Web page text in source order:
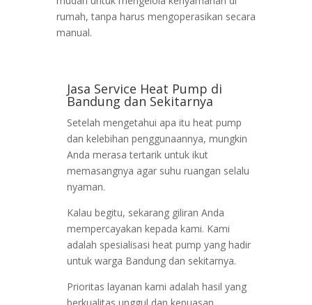
rumah, tanpa harus mengoperasikan secara
manual.
Jasa Service Heat Pump di
Bandung dan Sekitarnya
Setelah mengetahui apa itu heat pump
dan kelebihan penggunaannya, mungkin
Anda merasa tertarik untuk ikut
memasangnya agar suhu ruangan selalu
nyaman.
Kalau begitu, sekarang giliran Anda
mempercayakan kepada kami. Kami
adalah spesialisasi heat pump yang hadir
untuk warga Bandung dan sekitarnya.
Prioritas layanan kami adalah hasil yang